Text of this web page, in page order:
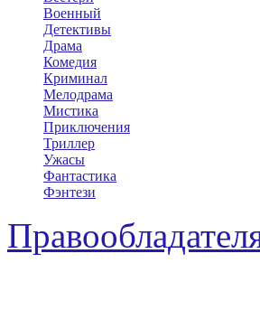
Военный
Детективы
Драма
Комедия
Криминал
Мелодрама
Мистика
Приключения
Триллер
Ужасы
Фантастика
Фэнтези